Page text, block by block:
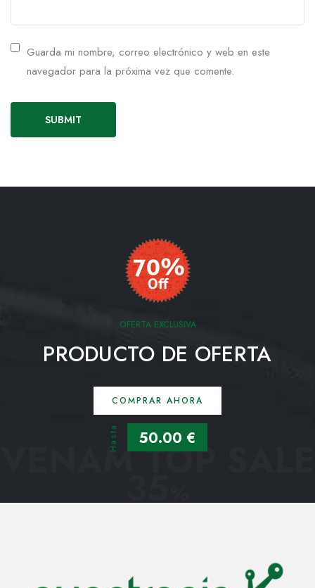
Guarda mi nombre, correo electrónico y web en este
navegador para la próxima vez que comente.
OFERTA EXCLUSIVA
PRODUCTO DE OFERTA
COMPRAR AHORA
Hasta 50.00 €
VENAM TOP SALE
35